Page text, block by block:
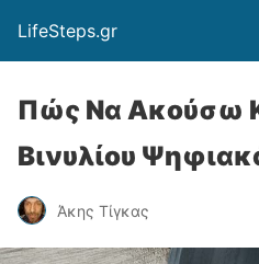
LifeSteps.gr
Πώς Να Ακούσω
Βινυλίου
Άκης Τίγκας